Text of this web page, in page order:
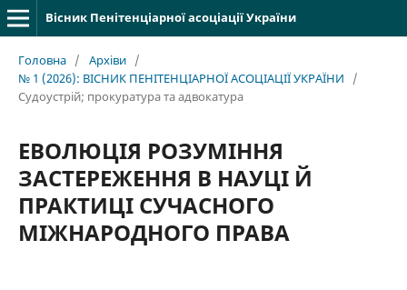
Вісник Пенітенціарної асоціації України
Головна / Архіви /
№ 1 (2026): ВІСНИК ПЕНІТЕНЦІАРНОЇ АСОЦІАЦІЇ УКРАЇНИ
/
Судоустрій; прокуратура та адвокатура
ЕВОЛЮЦІЯ РОЗУМІННЯ
ЗАСТЕРЕЖЕННЯ В НАУЦІ Й
ПРАКТИЦІ СУЧАСНОГО
МІЖНАРОДНОГО ПРАВА